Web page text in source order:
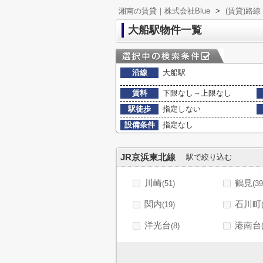
湘南の賃貸｜株式会社Blue > (賃貸)路線
大船駅物件一覧
沿線 大船駅
賃料
下限なし～上限なし
駅徒歩
指定しない
設備条件
指定なし
JR京浜東北線 駅で絞り込む
川崎(51) 鶴見
関内(19) 石川町
洋光台(8) 港南台